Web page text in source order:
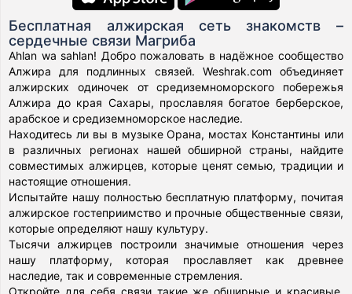
Бесплатная алжирская сеть знакомств –
сердечные связи Магриба
Ahlan wa sahlan! Добро пожаловать в надёжное сообщество
Алжира для подлинных связей. Weshrak.com объединяет
алжирских одиночек от средиземноморского побережья
Алжира до края Сахары, прославляя богатое берберское,
арабское и средиземноморское наследие.
Находитесь ли вы в музыке Орана, мостах Константины или
в различных регионах нашей обширной страны, найдите
совместимых алжирцев, которые ценят семью, традиции и
настоящие отношения.
Испытайте нашу полностью бесплатную платформу, почитая
алжирское гостеприимство и прочные общественные связи,
которые определяют нашу культуру.
Тысячи алжирцев построили значимые отношения через
нашу платформу, которая прославляет как древнее
наследие, так и современные стремления.
Откройте для себя связи такие же обширные и красивые,